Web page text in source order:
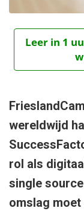
Leer in 1
wereldwijd
rol als
single
omslag